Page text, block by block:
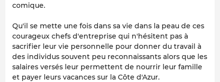
comique.
Qu'il se mette une fois dans sa vie dans la peau de ces
courageux chefs d'entreprise qui n'hésitent pas à
sacrifier leur vie personnelle pour donner du travail à
des individus souvent peu reconnaissants alors que les
salaires versés leur permettent de nourrir leur famille
et payer leurs vacances sur la Côte d'Azur.